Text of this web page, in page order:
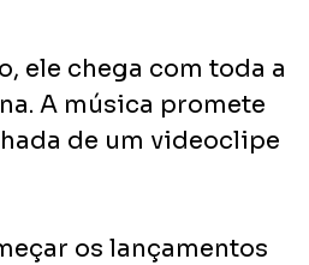
ele chega com toda a
A música promete
de um videoclipe
os lançamentos